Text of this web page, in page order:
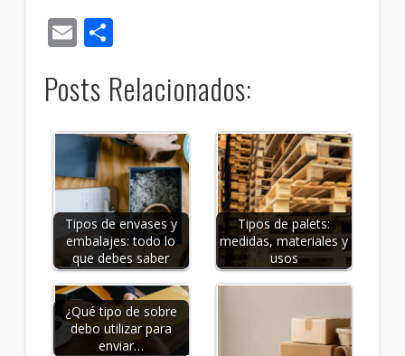
EmailCompartir
Posts Relacionados:
Tipos de envases y
embalajes: todo lo
que debes saber
Tipos de palets:
medidas, materiales y
usos
¿Qué tipo de sobre
debo utilizar para
enviar…